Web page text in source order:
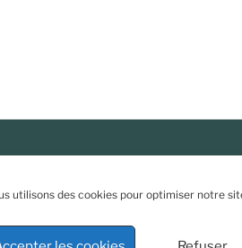
utilisons des cookies pour optimiser notre